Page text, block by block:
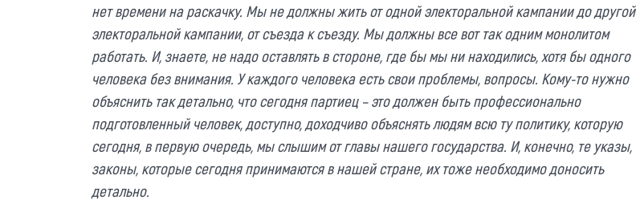
нет времени на раскачку. Мы не должны жить от одной электоральной кампании до другой
электоральной кампании, от съезда к съезду. Мы должны все вот так одним монолитом
работать. И, знаете, не надо оставлять в стороне, где бы мы ни находились, хотя бы одного
человека без внимания. У каждого человека есть свои проблемы, вопросы. Кому-то нужно
объяснить так детально, что сегодня партиец – это должен быть профессионально
подготовленный человек, доступно, доходчиво объяснять людям всю ту политику, которую
сегодня, в первую очередь, мы слышим от главы нашего государства. И, конечно, те указы,
законы, которые сегодня принимаются в нашей стране, их тоже необходимо доносить
детально.